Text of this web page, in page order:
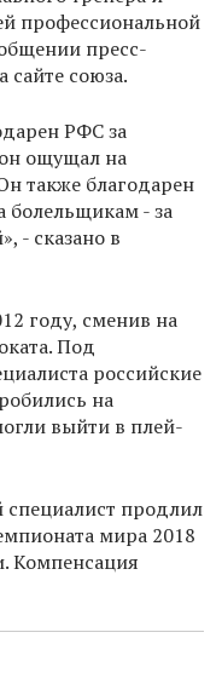
профессиональной
пресс-
союза.
РФС за
ощущал на
также благодарен
болельщикам - за
- cказано в
году, сменив на
Под
российские
на
выйти в плей-
специалист продлил
мира 2018
Компенсация